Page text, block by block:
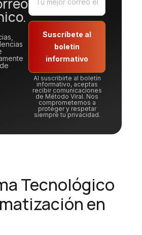
Suscríbete al
boletín
informativo
Al suscribirte al boletín
informativo, aceptas
recibir comunicaciones
de Método Viral. Nos
comprometemos a
proteger y respetar
siempre tu privacidad.
Tecnológico
en